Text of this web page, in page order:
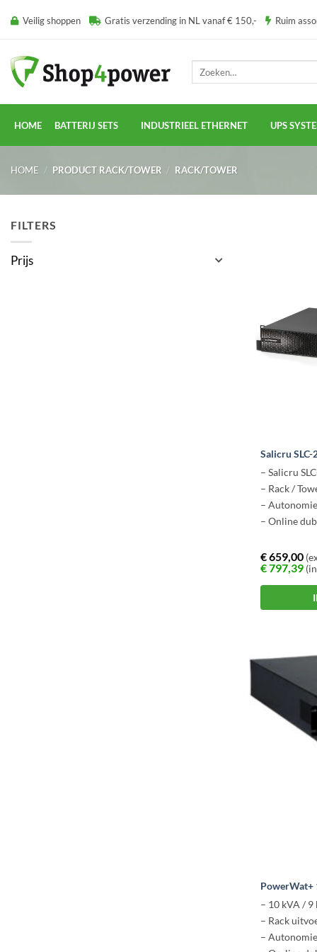
naar Veilig shoppen Gratis verzending in NL vanaf € 150,- Ruim
HOME BATTERIJ SETS INDUSTRIEEL ETHERNET UPS
HOME / PRODUCT RACK/TOWER / RACK/TOWER
FILTERS
Prijs
Salicru SLC-
– Salicru
– Rack /
–
– Online
€659,00
€797,39
PowerWat+
– 10 kVA / 9
– Rack
–